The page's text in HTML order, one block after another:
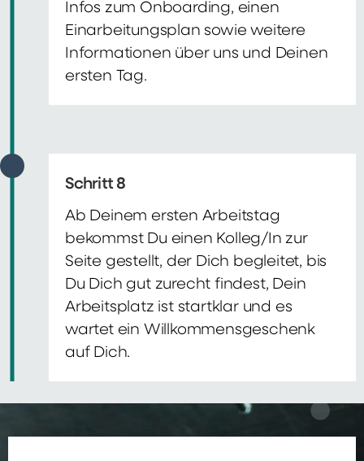
Infos zum Onboarding, einen
Einarbeitungsplan sowie weitere
Informationen über uns und Deinen
ersten Tag.
Schritt 8
Ab Deinem ersten Arbeitstag
bekommst Du einen Kolleg/In zur
Seite gestellt, der Dich begleitet, bis
Du Dich gut zurecht findest, Dein
Arbeitsplatz ist startklar und es
wartet ein Willkommensgeschenk
auf Dich.